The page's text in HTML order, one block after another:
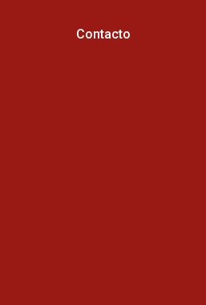
Contacto